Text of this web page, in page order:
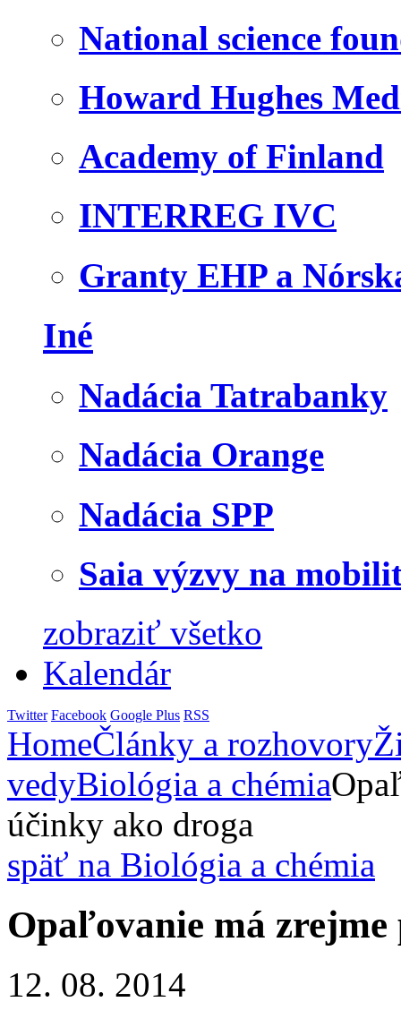
National science
Howard Hughes
Academy of Finland
INTERREG IVC
Granty EHP a
Iné
Nadácia Tatrabanky
Nadácia Orange
Nadácia SPP
Saia výzvy na
zobraziť všetko
Kalendár
Twitter Facebook Google Plus RSS
HomeČlánky a rozhovory
vedyBiológia a chémia
účinky ako droga
späť na Biológia a chémia
Opaľovanie má
12. 08. 2014